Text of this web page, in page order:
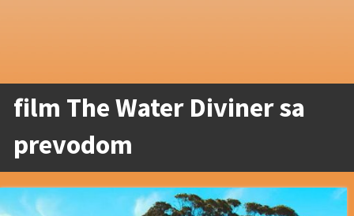
film The Water Diviner sa
prevodom